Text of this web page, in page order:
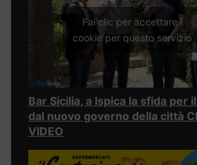
Fai clic per accettare i
cookie per questo servizio
Bar Sicilia, a Ispica la sfida per
dal nuovo governo della città
VIDEO